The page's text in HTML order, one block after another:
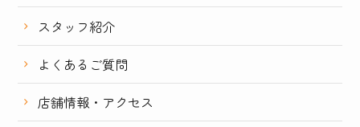
スタッフ紹介
よくあるご質問
店舗情報・アクセス